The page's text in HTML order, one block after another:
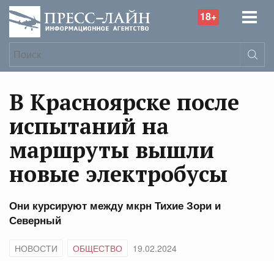
18+
В Красноярске после
испытаний на
маршруты вышли
новые электробусы
Они курсируют между мкрн Тихие Зори и
Северный
НОВОСТИ ОБЩЕСТВО 19.02.2024